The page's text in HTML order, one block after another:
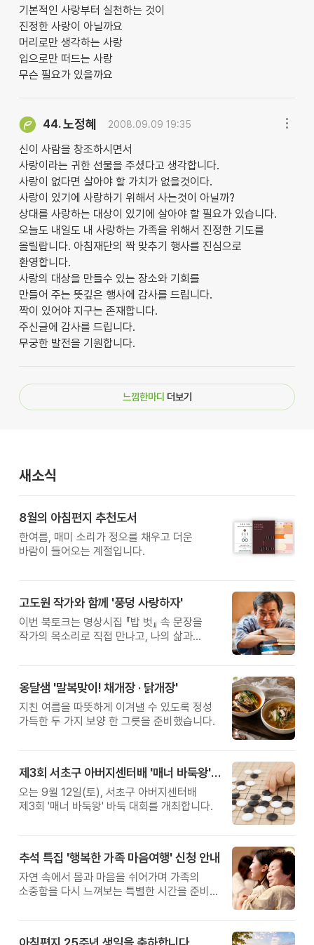
기본적인 사랑부터 실천하는 것이
진정한 사랑이 아닐까요
머리로만 생각하는 사랑
입으로만 떠드는 사랑
무슨 필요가 있을까요
44.노정혜 2008.09.09 19:35
신이 사람을 창조하시면서
사랑이라는 귀한 선물을 주셨다고 생각합니다.
사랑이 없다면 살아야 할 가치가 없을것이다.
사랑이 있기에 사랑하기 위해서 사는것이 아닐까?
상대를 사랑하는 대상이 있기에 살아야 할 필요가 있습니다.
오늘도 내일도 내 사랑하는 가족을 위해서 진정한 기도를
올릴랍니다. 아침재단의 짝 맞추기 행사를 진심으로
환영합니다.
사랑의 대상을 만들수 있는 장소와 기회를
만들어 주는 뜻깊은 행사에 감사를 드립니다.
짝이 있어야 지구는 존재합니다.
주신글에 감사를 드립니다.
무궁한 발전을 기원합니다.
느낌한마디 더보기
새소식
8월의 아침편지 추천도서
한여름, 매미 소리가 정오를 채우고 더운
바람이 들어오는 계절입니다.
고도원 작가와 함께 '풍덩 사랑하자'
이번 북토크는 명상시집 『밥 벗』 속 문장을
작가의 목소리로 직접 만나고, 나의 삶과
옹달샘 '말복맞이! 채개장 · 닭개장'
지친 여름을 따뜻하게 이겨낼 수 있도록 정성
가득한 두 가지 보양 한 그릇을 준비했습니다.
제3회 서초구 아버지센터배 '매너 바둑왕' 대회
오는 9월 12일(토), 서초구 아버지센터배
제3회 '매너 바둑왕' 바둑 대회를 개최합니다.
추석 특집 '행복한 가족 마음여행' 신청 안내
자연 속에서 몸과 마음을 쉬어가며 가족의
소중함을 다시 느껴보는 특별한 시간을 준비해